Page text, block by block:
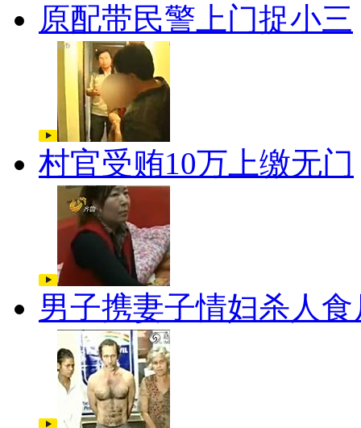
原配带民警上门捉小三
村官受贿10万上缴无门
男子携妻子情妇杀人食